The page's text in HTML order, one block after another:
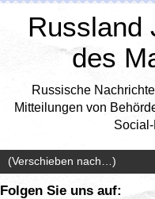
Russland
des
Russische
Mitteilungen von
Folgen Sie uns auf: